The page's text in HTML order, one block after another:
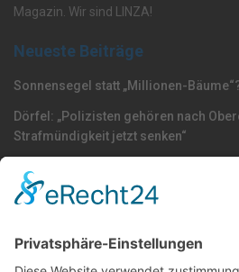
Magazin. Wir sind LINZA!
Neueste Beiträge
Sonnensegel statt „Millionen-
Dörfel: „Polizisten gehören nach
Strafmündigkeit jetzt senken“
jetzigen Standort weg